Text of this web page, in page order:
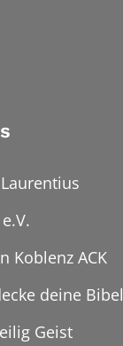
Koblenz ACK
deine Bibel
Geist